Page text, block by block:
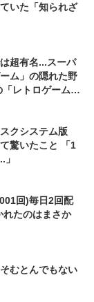
いた「知られざ
超有名...スーパ
ム」の隠れた野
レトロゲームち
クシステム版
驚いたこと 「1
回)毎日2回配
たのはまさか
むとんでもない